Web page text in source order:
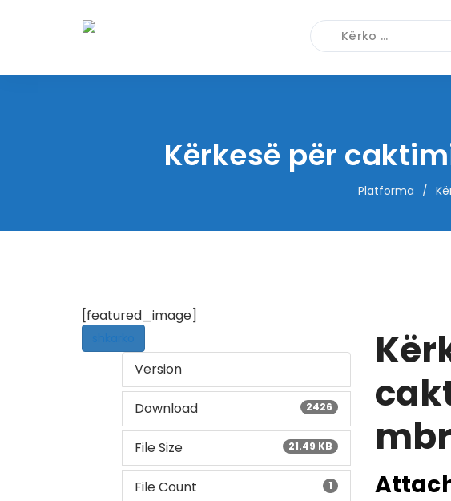
Kërkesë për
Platforma /
[featured_image]
Version
Download 2426
File Size 21.49 KB
File Count 1